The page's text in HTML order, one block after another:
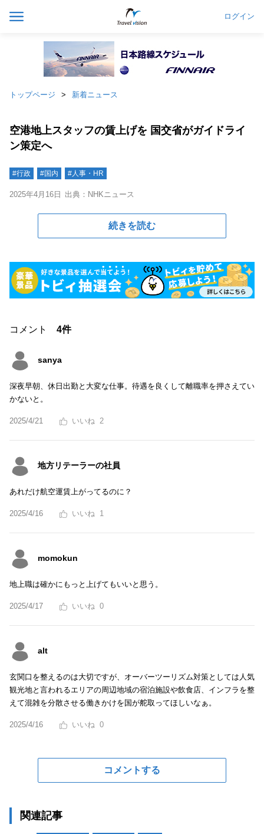
ログイン
トップページ 新着ニュース
空港地上スタッフの賃上げを 国交省がガイドライ
ン策定へ
#行政 #国内 #人事・HR
2025年4月16日 出典：NHKニュース
続きを読む
コメント 4件
sanya
深夜早朝、休日出勤と大変な仕事。待遇を良くして離職率を押さえてい
かないと。
2025/4/21 2
地方リテーラーの社員
あれだけ航空運賃上がってるのに？
2025/4/16 1
momokun
地上職は確かにもっと上げてもいいと思う。
2025/4/17 0
alt
玄関口を整えるのは大切ですが、オーバーツーリズム対策としては人気
観光地と言われるエリアの周辺地域の宿泊施設や飲食店、インフラを整
えて混雑を分散させる働きかけを国が舵取ってほしいなぁ。
2025/4/16 0
コメントする
関連記事